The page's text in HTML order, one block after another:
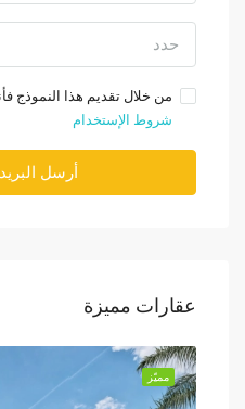
حدد
من خلال تقديم هذا النموذج
شروط الإستخدام
أرسل
عقارات مميزة
مميّز